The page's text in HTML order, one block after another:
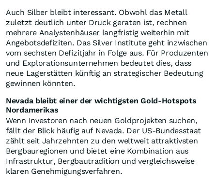
Auch Silber bleibt interessant. Obwohl das Metall
zuletzt deutlich unter Druck geraten ist, rechnen
mehrere Analystenhäuser langfristig weiterhin mit
Angebotsdefiziten. Das Silver Institute geht inzwischen
vom sechsten Defizitjahr in Folge aus. Für Produzenten
und Explorationsunternehmen bedeutet dies, dass
neue Lagerstätten künftig an strategischer Bedeutung
gewinnen könnten.
Nevada bleibt einer der wichtigsten Gold-Hotspots
Nordamerikas
Wenn Investoren nach neuen Goldprojekten suchen,
fällt der Blick häufig auf Nevada. Der US-Bundesstaat
zählt seit Jahrzehnten zu den weltweit attraktivsten
Bergbauregionen und bietet eine Kombination aus
Infrastruktur, Bergbautradition und vergleichsweise
klaren Genehmigungsverfahren.